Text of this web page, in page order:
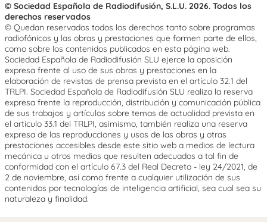
© Sociedad Española de Radiodifusión, S.L.U. 2026. Todos los
derechos reservados
© Quedan reservados todos los derechos tanto sobre programas
radiofónicos y las obras y prestaciones que formen parte de ellos,
como sobre los contenidos publicados en esta página web.
Sociedad Española de Radiodifusión SLU ejerce la oposición
expresa frente al uso de sus obras y prestaciones en la
elaboración de revistas de prensa prevista en el artículo 32.1 del
TRLPI. Sociedad Española de Radiodifusión SLU realiza la reserva
expresa frente la reproducción, distribución y comunicación pública
de sus trabajos y artículos sobre temas de actualidad prevista en
el artículo 33.1 del TRLPI, asimismo, también realiza una reserva
expresa de las reproducciones y usos de las obras y otras
prestaciones accesibles desde este sitio web a medios de lectura
mecánica u otros medios que resulten adecuados a tal fin de
conformidad con el artículo 67.3 del Real Decreto - ley 24/2021, de
2 de noviembre, así como frente a cualquier utilización de sus
contenidos por tecnologías de inteligencia artificial, sea cual sea su
naturaleza y finalidad.